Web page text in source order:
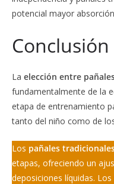
potencial mayor
Conclusión
La elección entre
fundamentalmente de la
etapa de entrenamiento
tanto del niño como de
Los pañales
etapas, ofreciendo un
deposiciones líquidas. Los